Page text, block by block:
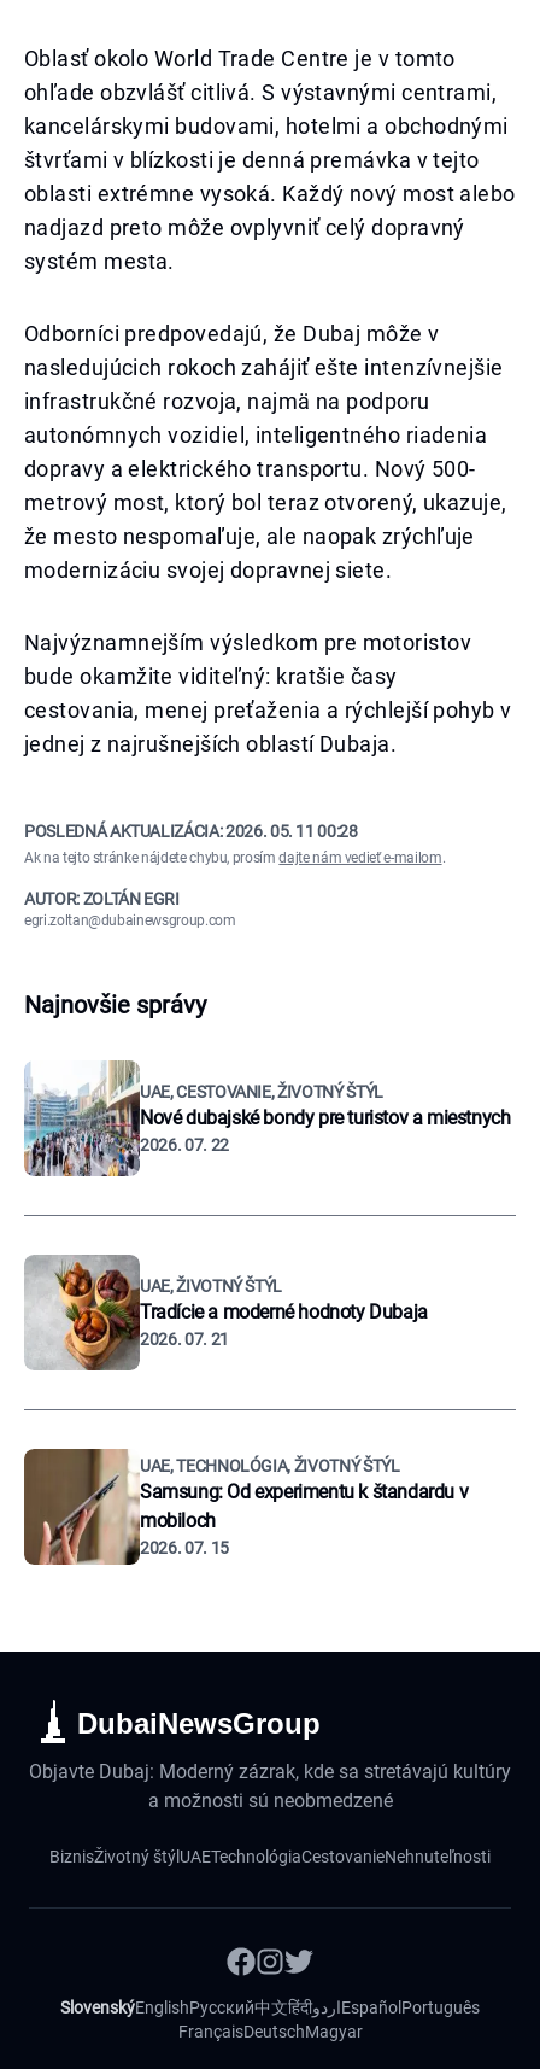
Oblasť okolo World Trade Centre je v tomto
ohľade obzvlášť citlivá. S výstavnými centrami,
kancelárskymi budovami, hotelmi a obchodnými
štvrťami v blízkosti je denná premávka v tejto
oblasti extrémne vysoká. Každý nový most alebo
nadjazd preto môže ovplyvniť celý dopravný
systém mesta.
Odborníci predpovedajú, že Dubaj môže v
nasledujúcich rokoch zahájiť ešte intenzívnejšie
infrastrukčné rozvoja, najmä na podporu
autonómnych vozidiel, inteligentného riadenia
dopravy a elektrického transportu. Nový 500-
metrový most, ktorý bol teraz otvorený, ukazuje,
že mesto nespomaľuje, ale naopak zrýchľuje
modernizáciu svojej dopravnej siete.
Najvýznamnejším výsledkom pre motoristov
bude okamžite viditeľný: kratšie časy
cestovania, menej preťaženia a rýchlejší pohyb v
jednej z najrušnejších oblastí Dubaja.
POSLEDNÁ AKTUALIZÁCIA:2026. 05. 11 00:28
Ak na tejto stránke nájdete chybu, prosímdajte nám vedieť e-mailom.
AUTOR: ZOLTÁN EGRI
egri.zoltan@dubainewsgroup.com
Najnovšie správy
UAE, CESTOVANIE, ŽIVOTNÝ ŠTÝL
Nové dubajské bondy pre turistov a miestnych
2026. 07. 22
UAE, ŽIVOTNÝ ŠTÝL
Tradície a moderné hodnoty Dubaja
2026. 07. 21
UAE, TECHNOLÓGIA, ŽIVOTNÝ ŠTÝL
Samsung: Od experimentu k štandardu v
mobiloch
2026. 07. 15
DubaiNewsGroup
Objavte Dubaj: Moderný zázrak, kde sa stretávajú kultúry
a možnosti sú neobmedzené
BiznisŽivotný štýl UAETechnológiaCestovanieNehnuteľnosti
SlovenskýEnglishРусский中文हिंदीاردوEspañol Português
FrançaisDeutschMagyar